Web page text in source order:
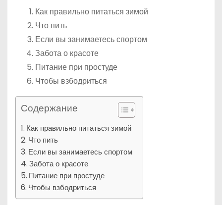
Как правильно питаться зимой
Что пить
Если вы занимаетесь спортом
Забота о красоте
Питание при простуде
Чтобы взбодриться
Содержание
Как правильно питаться зимой
Что пить
Если вы занимаетесь спортом
Забота о красоте
Питание при простуде
Чтобы взбодриться